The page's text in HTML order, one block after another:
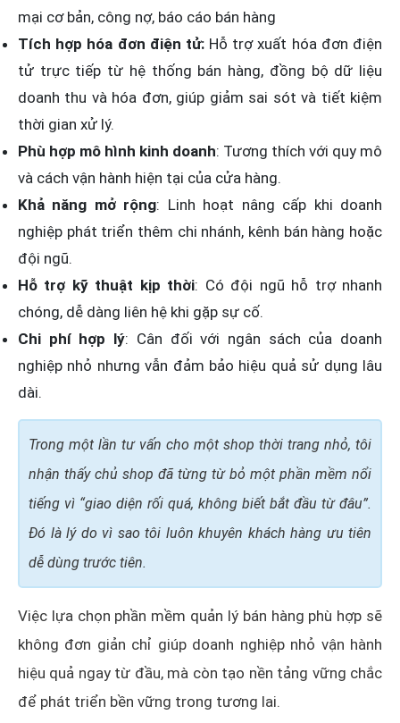
mại cơ bản, công nợ, báo cáo bán hàng
Tích hợp hóa đơn điện tử:Hỗ trợ xuất hóa đơn điện
tử trực tiếp từ hệ thống bán hàng, đồng bộ dữ liệu
doanh thu và hóa đơn, giúp giảm sai sót và tiết kiệm
thời gian xử lý.
Phù hợp mô hình kinh doanh: Tương thích với quy mô
và cách vận hành hiện tại của cửa hàng.
Khả năng mở rộng: Linh hoạt nâng cấp khi doanh
nghiệp phát triển thêm chi nhánh, kênh bán hàng hoặc
đội ngũ.
Hỗ trợ kỹ thuật kịp thời: Có đội ngũ hỗ trợ nhanh
chóng, dễ dàng liên hệ khi gặp sự cố.
Chi phí hợp lý: Cân đối với ngân sách của doanh
nghiệp nhỏ nhưng vẫn đảm bảo hiệu quả sử dụng lâu
dài.
Trong một lần tư vấn cho một shop thời trang nhỏ, tôi
nhận thấy chủ shop đã từng từ bỏ một phần mềm nổi
tiếng vì “giao diện rối quá, không biết bắt đầu từ đâu”.
Đó là lý do vì sao tôi luôn khuyên khách hàng ưu tiên
dễ dùng trước tiên.
Việc lựa chọn phần mềm quản lý bán hàng phù hợp sẽ
không đơn giản chỉ giúp doanh nghiệp nhỏ vận hành
hiệu quả ngay từ đầu, mà còn tạo nền tảng vững chắc
để phát triển bền vững trong tương lai.